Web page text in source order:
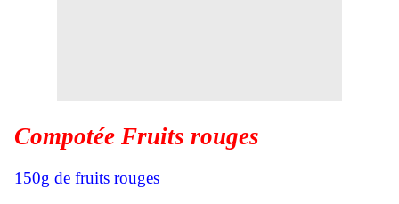
Compotée Fruits rouges
150g de fruits rouges